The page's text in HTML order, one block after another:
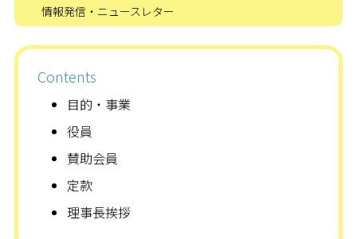
情報発信・ニュースレター
Contents
目的・事業
役員
賛助会員
定款
理事長挨拶